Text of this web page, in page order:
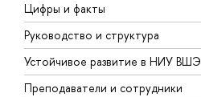
Цифры и факты
Руководство и структура
Устойчивое развитие в НИУ ВШЭ
Преподаватели и сотрудники